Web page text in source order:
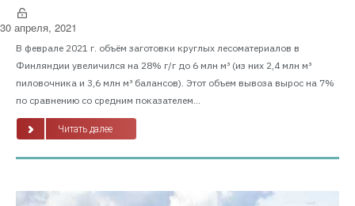
30 апреля, 2021
В феврале 2021 г. объём заготовки круглых лесоматериалов в
Финляндии увеличился на 28% г/г до 6 млн м³ (из них 2,4 млн м³
пиловочника и 3,6 млн м³ балансов). Этот объем вывоза вырос на 7%
по сравнению со средним показателем...
Читать далее